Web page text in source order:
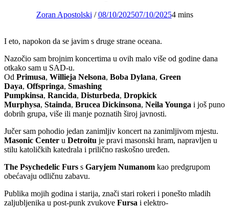
Zoran Apostolski /08/10/202507/10/20254 mins
I eto, napokon da se javim s druge strane oceana.
Nazočio sam brojnim koncertima u ovih malo više od godine dana
otkako sam u SAD-u.
Od Primusa, Willieja Nelsona, Boba Dylana, Green
Daya, Offspringa, Smashing
Pumpkinsa, Rancida, Disturbeda, Dropkick
Murphysa, Stainda, Brucea Dickinsona, Neila Younga i još puno
dobrih grupa, više ili manje poznatih široj javnosti.
Jučer sam pohodio jedan zanimljiv koncert na zanimljivom mjestu.
Masonic Center u Detroitu je pravi masonski hram, napravljen u
stilu katoličkih katedrala i prilično raskošno uređen.
The Psychedelic Furs s Garyjem Numanom kao predgrupom
obećavaju odličnu zabavu.
Publika mojih godina i starija, znači stari rokeri i ponešto mladih
zaljubljenika u post-punk zvukove Fursa i elektro-